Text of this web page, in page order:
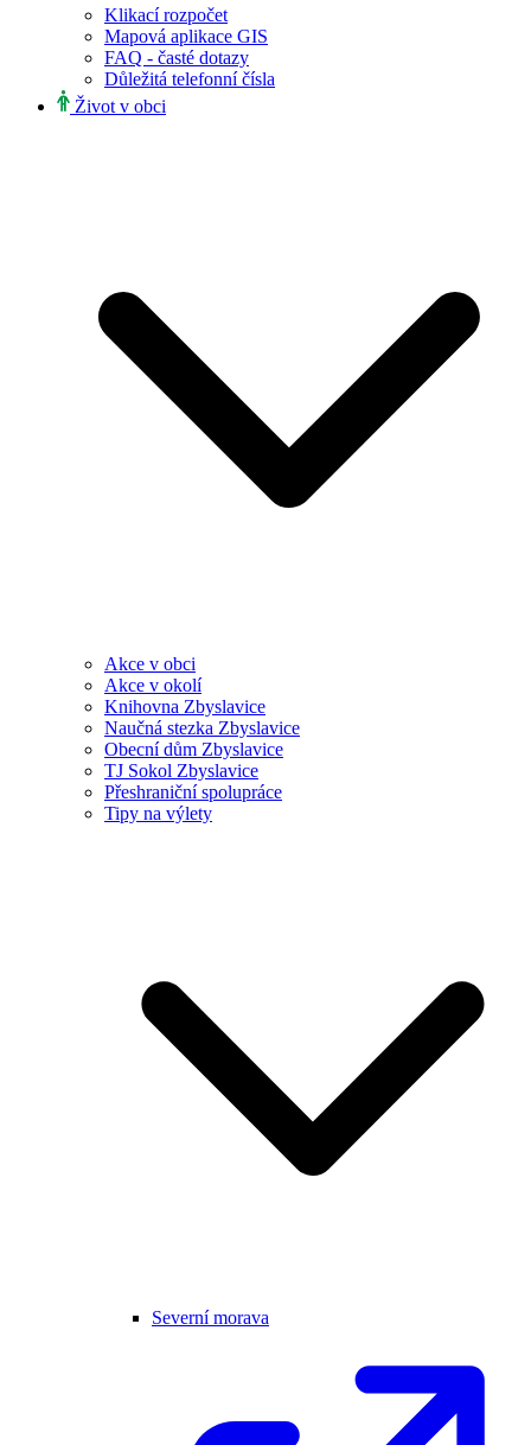
Klikací rozpočet
Mapová aplikace GIS
FAQ - časté dotazy
Důležitá telefonní čísla
Život v obci
Akce v obci
Akce v okolí
Knihovna Zbyslavice
Naučná stezka Zbyslavice
Obecní dům Zbyslavice
TJ Sokol Zbyslavice
Přeshraniční spolupráce
Tipy na výlety
Severní morava